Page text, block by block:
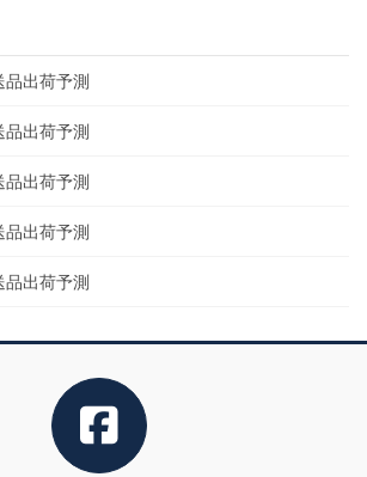
出荷予測
出荷予測
出荷予測
出荷予測
出荷予測